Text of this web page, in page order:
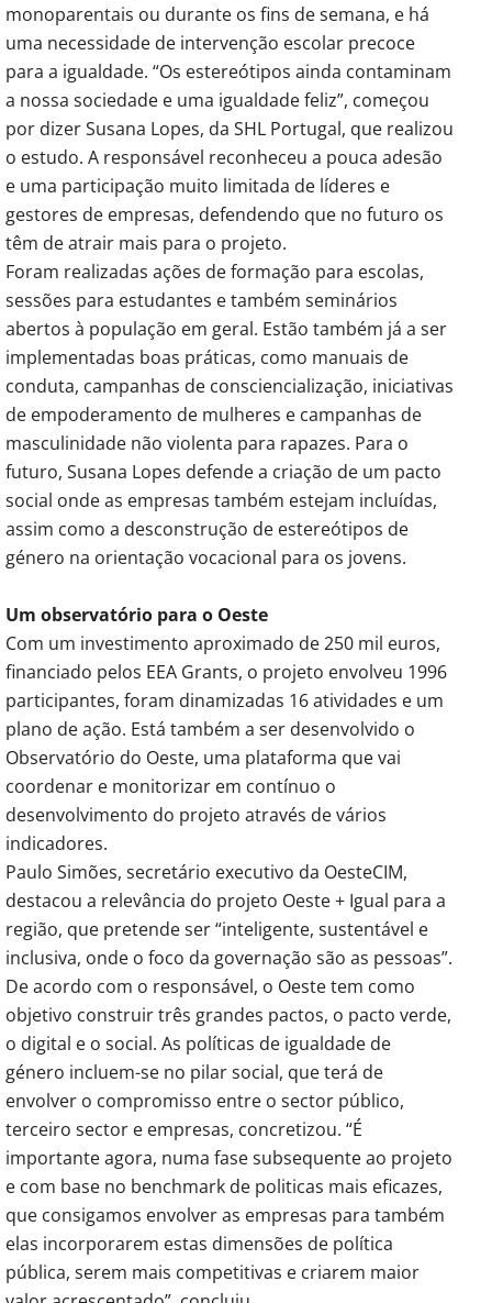
monoparentais ou durante os fins de semana, e há
uma necessidade de intervenção escolar precoce
para a igualdade. “Os estereótipos ainda contaminam
a nossa sociedade e uma igualdade feliz”, começou
por dizer Susana Lopes, da SHL Portugal, que realizou
o estudo. A responsável reconheceu a pouca adesão
e uma participação muito limitada de líderes e
gestores de empresas, defendendo que no futuro os
têm de atrair mais para o projeto.
Foram realizadas ações de formação para escolas,
sessões para estudantes e também seminários
abertos à população em geral. Estão também já a ser
implementadas boas práticas, como manuais de
conduta, campanhas de consciencialização, iniciativas
de empoderamento de mulheres e campanhas de
masculinidade não violenta para rapazes. Para o
futuro, Susana Lopes defende a criação de um pacto
social onde as empresas também estejam incluídas,
assim como a desconstrução de estereótipos de
género na orientação vocacional para os jovens.
Um observatório para o Oeste
Com um investimento aproximado de 250 mil euros,
financiado pelos EEA Grants, o projeto envolveu 1996
participantes, foram dinamizadas 16 atividades e um
plano de ação. Está também a ser desenvolvido o
Observatório do Oeste, uma plataforma que vai
coordenar e monitorizar em contínuo o
desenvolvimento do projeto através de vários
indicadores.
Paulo Simões, secretário executivo da OesteCIM,
destacou a relevância do projeto Oeste + Igual para a
região, que pretende ser “inteligente, sustentável e
inclusiva, onde o foco da governação são as pessoas”.
De acordo com o responsável, o Oeste tem como
objetivo construir três grandes pactos, o pacto verde,
o digital e o social. As políticas de igualdade de
género incluem-se no pilar social, que terá de
envolver o compromisso entre o sector público,
terceiro sector e empresas, concretizou. “É
importante agora, numa fase subsequente ao projeto
e com base no benchmark de politicas mais eficazes,
que consigamos envolver as empresas para também
elas incorporarem estas dimensões de política
pública, serem mais competitivas e criarem maior